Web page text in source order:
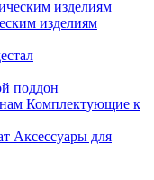
изделиям
поддон
Комплектующие к
Аксессуары для